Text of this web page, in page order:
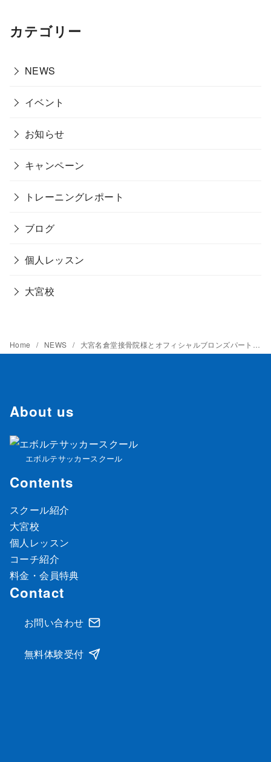
カテゴリー
NEWS
イベント
お知らせ
キャンペーン
トレーニングレポート
ブログ
個人レッスン
大宮校
Home NEWS 大宮名倉堂接骨院様とオフィシャルブロンズパートナー契約締結のお知らせ
About us
エボルテサッカースクール
Contents
スクール紹介
大宮校
個人レッスン
コーチ紹介
料金・会員特典
Contact
お問い合わせ
無料体験受付